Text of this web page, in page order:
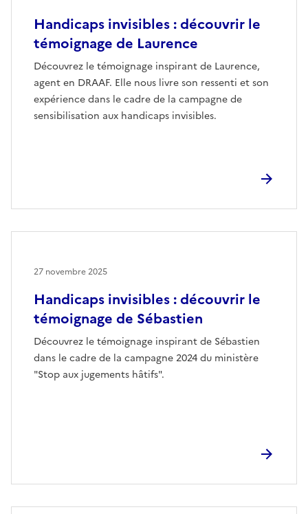
Handicaps invisibles : découvrir le
témoignage de Laurence
Découvrez le témoignage inspirant de Laurence,
agent en DRAAF. Elle nous livre son ressenti et son
expérience dans le cadre de la campagne de
sensibilisation aux handicaps invisibles.
Handicaps invisibles : découvrir le
témoignage de Sébastien
Découvrez le témoignage inspirant de Sébastien
dans le cadre de la campagne 2024 du ministère
"Stop aux jugements hâtifs".
27 novembre 2025